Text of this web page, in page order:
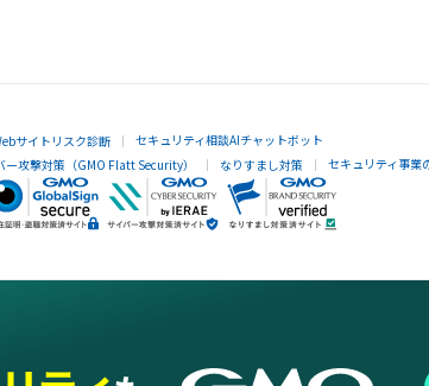
サイトリスク診断
セキュリティ相談AIチャットボット
ー攻撃対策（GMO Flatt Security） なりすまし対策 セキュリティ事業